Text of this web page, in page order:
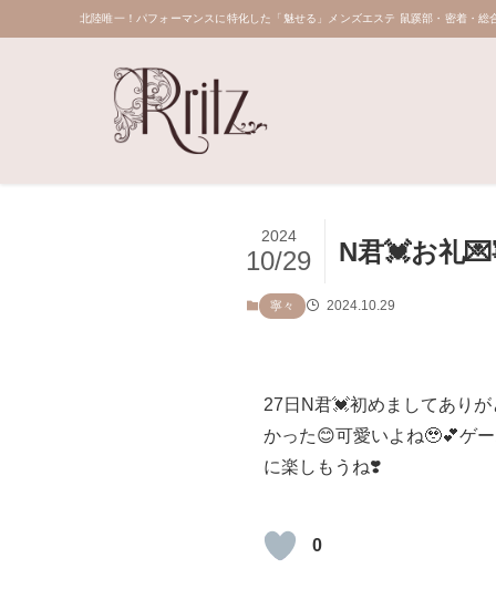
北陸唯一！パフォーマンスに特化した「魅せる」メンズエステ 鼠蹊部・密着・総
N君💓お礼
2024
10/29
寧々 2024.10.29
27日N君💓初めましてあり
かった😊可愛いよね🥹💕ゲ
に楽しもうね❣️
0